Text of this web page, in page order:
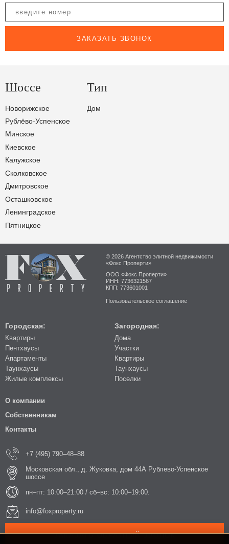
ЗАКАЗАТЬ ЗВОНОК
Шоссе
Новорижское
Рублёво-Успенское
Минское
Киевское
Калужское
Сколковское
Дмитровское
Осташковское
Ленинградское
Пятницкое
Тип
Дом
© 2026 Агентство элитной недвижимости
«Фокс Проперти»
ООО «Фокс Проперти»
ИНН: 7736321567
КПП: 773601001
Пользовательское соглашение
Городская:
Квартиры
Пентхаусы
Апартаменты
Таунхаусы
Жилые комплексы
Загородная:
Дома
Участки
Квартиры
Таунхаусы
Поселки
О компании
Собственникам
Контакты
+7 (495) 790–48–88
Московская обл., д. Жуковка, дом 44А Рублево-Успенское
шоссе
пн–пт: 10:00–21:00 / сб–вс: 10:00–19:00.
info@foxproperty.ru
ЗАКАЗАТЬ ОБРАТНЫЙ ЗВОНОК